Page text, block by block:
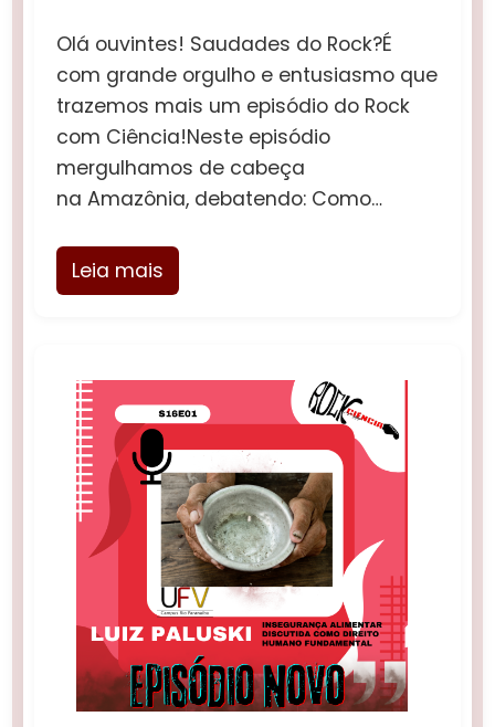
Olá ouvintes! Saudades do Rock?É
com grande orgulho e entusiasmo que
trazemos mais um episódio do Rock
com Ciência!Neste episódio
mergulhamos de cabeça
na Amazônia, debatendo: Como…
Leia mais